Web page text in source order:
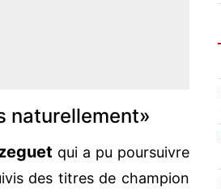
naturellement»
qui a pu poursuivre
des titres de champion